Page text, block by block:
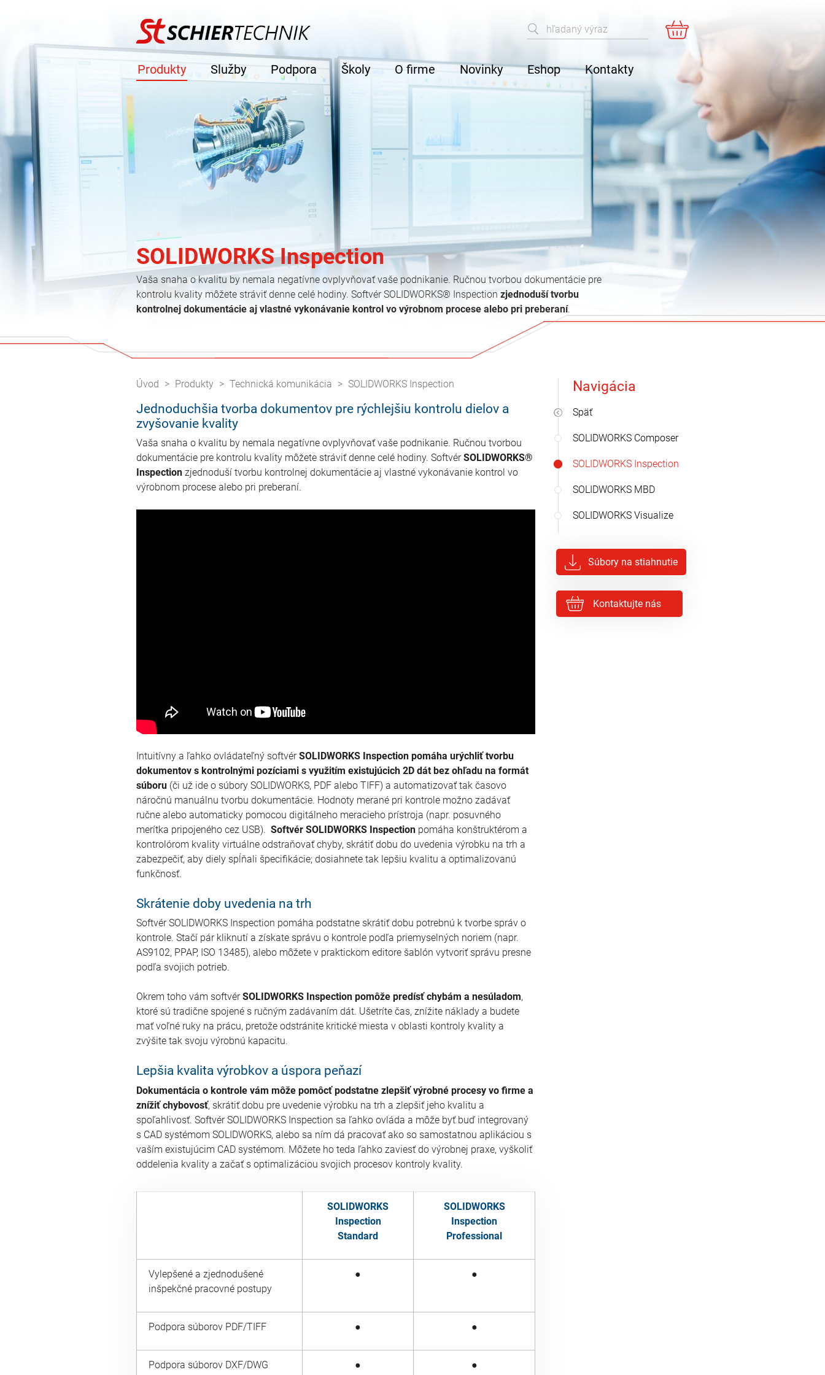
Vyhľadať
Produkty Služby Podpora Školy O firme Novinky Eshop Kontakty
SOLIDWORKS Inspection
Vaša snaha o kvalitu by nemala negatívne ovplyvňovať vaše podnikanie. Ručnou tvorbou dokumentácie pre
kontrolu kvality môžete stráviť denne celé hodiny. Softvér SOLIDWORKS® Inspection zjednoduší tvorbu
kontrolnej dokumentácie aj vlastné vykonávanie kontrol vo výrobnom procese alebo pri preberaní.
Úvod Produkty Technická komunikácia SOLIDWORKS Inspection
Jednoduchšia tvorba dokumentov pre rýchlejšiu kontrolu dielov a
zvyšovanie kvality
Vaša snaha o kvalitu by nemala negatívne ovplyvňovať vaše podnikanie. Ručnou tvorbou
dokumentácie pre kontrolu kvality môžete stráviť denne celé hodiny. SoftvérSOLIDWORKS®
Inspection zjednoduší tvorbu kontrolnej dokumentácie aj vlastné vykonávanie kontrol vo
výrobnom procese alebo pri preberaní.
Intuitívny a ľahko ovládateľný softvérSOLIDWORKS Inspection pomáha urýchliť tvorbu
dokumentov s kontrolnými pozíciami s využitím existujúcich 2D dát bez ohľadu na formát
súboru (či už ide o súbory SOLIDWORKS, PDF alebo TIFF) a automatizovať tak časovo
náročnú manuálnu tvorbu dokumentácie. Hodnoty merané pri kontrole možno zadávať
ručne alebo automaticky pomocou digitálneho meracieho prístroja (napr. posuvného
merítka pripojeného cez USB). Softvér SOLIDWORKS Inspection pomáha konštruktérom a
kontrolórom kvality virtuálne odstraňovať chyby, skrátiť dobu do uvedenia výrobku na trh a
zabezpečiť, aby diely spĺňali špecifikácie; dosiahnete tak lepšiu kvalitu a optimalizovanú
funkčnosť.
Skrátenie doby uvedenia na trh
Softvér SOLIDWORKS Inspection pomáha podstatne skrátiť dobu potrebnú k tvorbe správ o
kontrole. Stačí pár kliknutí a získate správu o kontrole podľa priemyselných noriem (napr.
AS9102, PPAP, ISO 13485), alebo môžete v praktickom editore šablón vytvoriť správu presne
podľa svojich potrieb.
Okrem toho vám softvérSOLIDWORKS Inspection pomôže predísť chybám a nesúladom,
ktoré sú tradične spojené s ručným zadávaním dát. Ušetríte čas, znížite náklady a budete
mať voľné ruky na prácu, pretože odstránite kritické miesta v oblasti kontroly kvality a
zvýšite tak svoju výrobnú kapacitu.
Lepšia kvalita výrobkov a úspora peňazí
Dokumentácia o kontrole vám môže pomôcť podstatne zlepšiť výrobné procesy vo firme a
znížiť chybovosť, skrátiť dobu pre uvedenie výrobku na trh a zlepšiť jeho kvalitu a
spoľahlivosť. Softvér SOLIDWORKS Inspection sa ľahko ovláda a môže byť buď integrovaný
s CAD systémom SOLIDWORKS, alebo sa ním dá pracovať ako so samostatnou aplikáciou s
vaším existujúcim CAD systémom. Môžete ho teda ľahko zaviesť do výrobnej praxe, vyškoliť
oddelenia kvality a začať s optimalizáciou svojich procesov kontroly kvality.
SOLIDWORKS
Inspection
Standard
SOLIDWORKS
Inspection
Professional
Vylepšené a zjednodušené
inšpekčné pracovné postupy
● ●
Podpora súborov PDF/TIFF ● ●
Podpora súborov DXF/DWG ● ●
Navigácia
Späť
SOLIDWORKS Composer
SOLIDWORKS Inspection
SOLIDWORKS MBD
SOLIDWORKS Visualize
Súbory na stiahnutie
Kontaktujte nás